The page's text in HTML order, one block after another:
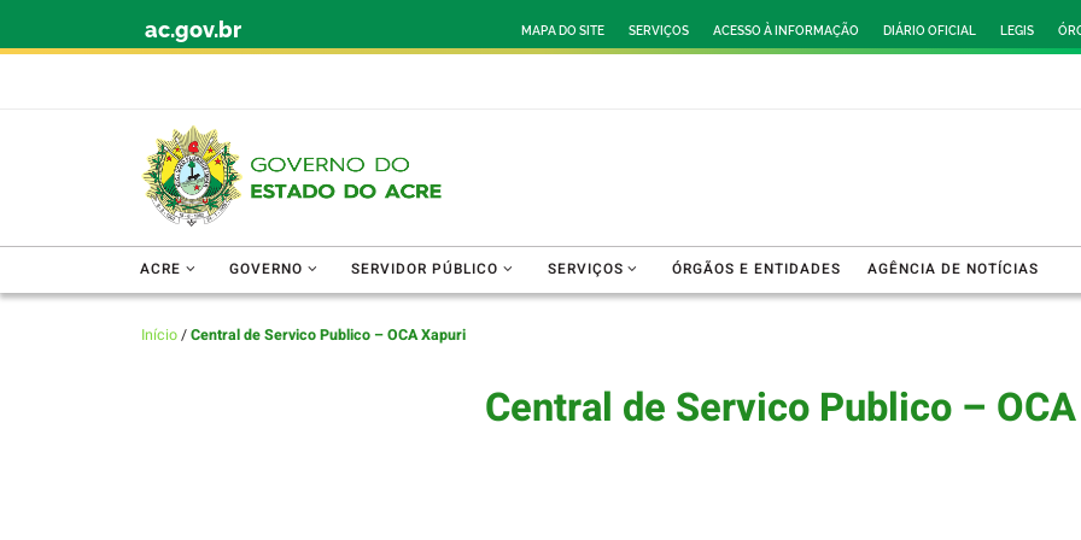
ac.gov.br MAPA DO SITE SERVIÇOS ACESSO À INFORMAÇÃO DIÁRIO OFICIAL LEGIS
ACRE GOVERNO SERVIDOR PÚBLICO SERVIÇOS ÓRGÃOS E ENTIDADES AGÊNCIA DE NOTÍCIAS
Início/Central de Servico Publico – OCA Xapuri
Central de Servico Publico –